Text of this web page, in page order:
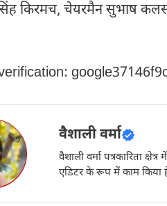
किरमच, चेयरमैन सुभाष
वैशाली वर्मा
वैशाली वर्मा पत्रकारिता
एडिटर के रूप में काम किया